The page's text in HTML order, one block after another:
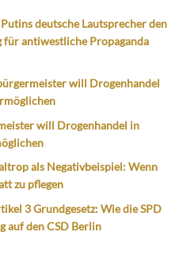
deutsche Lautsprecher den
für antiwestliche Propaganda
will Drogenhandel
will Drogenhandel in
als Negativbeispiel: Wenn
zu pflegen
3 Grundgesetz: Wie die SPD
auf den CSD Berlin